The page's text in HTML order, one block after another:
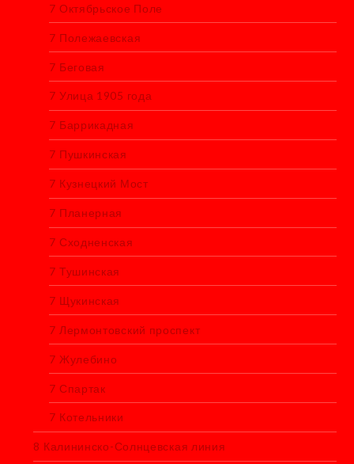
7 Октябрьское Поле
7 Полежаевская
7 Беговая
7 Улица 1905 года
7 Баррикадная
7 Пушкинская
7 Кузнецкий Мост
7 Планерная
7 Сходненская
7 Тушинская
7 Щукинская
7 Лермонтовский проспект
7 Жулебино
7 Спартак
7 Котельники
8 Калининско-Солнцевская линия